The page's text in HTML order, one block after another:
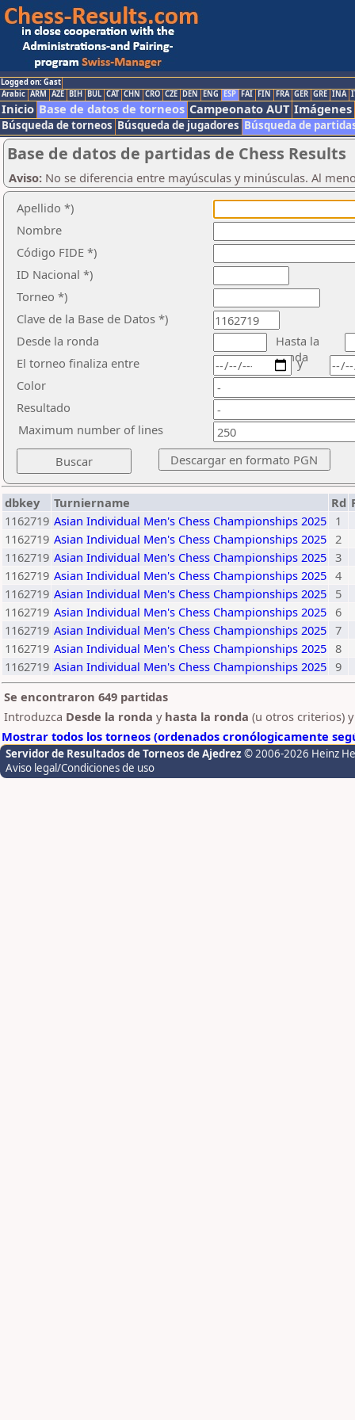
Logged on: Gast
Arabic ARM AZE BIH BUL CAT CHN CRO CZE DEN ENG ESP FAI FIN FRA GER GRE INA
Inicio Base de datos de torneos Campeonato AUT Imágenes
Búsqueda de torneos Búsqueda de jugadores Búsqueda de
Base de datos de partidas de Chess Results
Aviso: No se diferencia entre mayúsculas y minúsculas. Al
Apellido *)
Nombre
Código FIDE *)
ID Nacional *)
Torneo *)
Clave de la Base de Datos *)
Desde la ronda
Hasta la
ronda
El torneo finaliza entre
Color
Resultado
y
Maximum number of lines
dbkey Turniername Rd
1162719 Asian Individual Men's Chess Championships 2025 1
1162719 Asian Individual Men's Chess Championships 2025 2
1162719 Asian Individual Men's Chess Championships 2025 3
1162719 Asian Individual Men's Chess Championships 2025 4
1162719 Asian Individual Men's Chess Championships 2025 5
1162719 Asian Individual Men's Chess Championships 2025 6
1162719 Asian Individual Men's Chess Championships 2025 7
1162719 Asian Individual Men's Chess Championships 2025 8
1162719 Asian Individual Men's Chess Championships 2025 9
Se encontraron 649 partidas
Introduzca Desde la ronda y hasta la ronda (u otros criterios)
Mostrar todos los torneos (ordenados cronólogicamente
Servidor de Resultados de Torneos de Ajedrez © 2006-2026 Heinz
Aviso legal/Condiciones de uso